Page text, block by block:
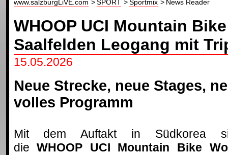
www.salzburgLiVE.com SPORT Sportmix News Reader
WHOOP UCI Mountain
Saalfelden Leogang mit
15.05.2026
Neue Strecke, neue Stages,
volles Programm
Mit dem Auftakt in Südkorea
dieWHOOP UCI Mountain Bike